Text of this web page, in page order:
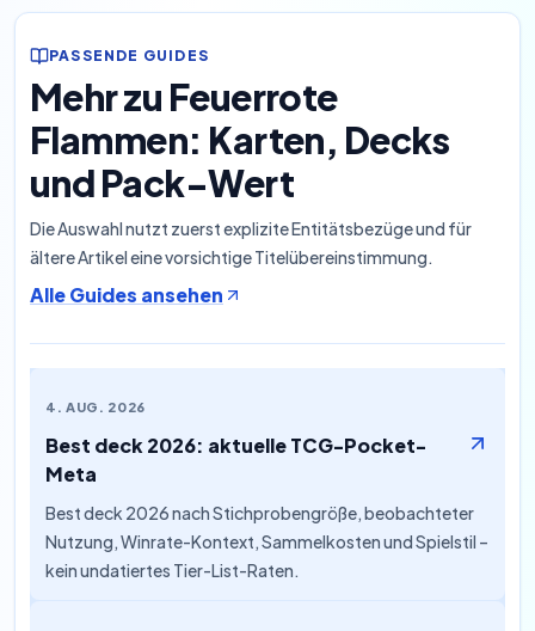
PASSENDE GUIDES
Mehr zu Feuerrote
Flammen: Karten, Decks
und Pack-Wert
Die Auswahl nutzt zuerst explizite Entitätsbezüge und für
ältere Artikel eine vorsichtige Titelübereinstimmung.
Alle Guides ansehen
4. AUG. 2026
Best deck 2026: aktuelle TCG-Pocket-
Meta
Best deck 2026 nach Stichprobengröße, beobachteter
Nutzung, Winrate-Kontext, Sammelkosten und Spielstil –
kein undatiertes Tier-List-Raten.